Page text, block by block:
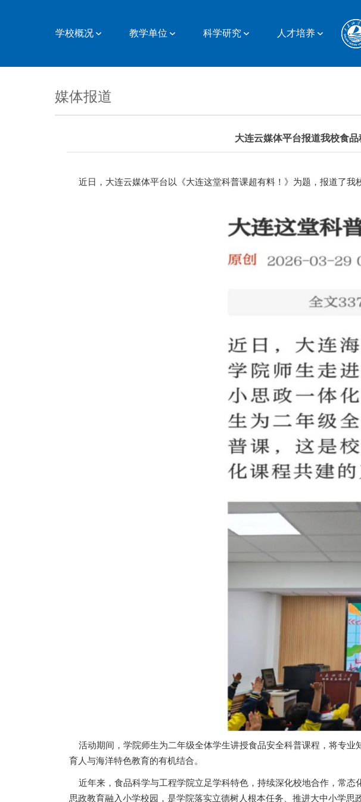
学校概况 教学单位 科学研究 人才培养
媒体报道
大连云媒体平台报道我校食
近日，大连云媒体平台以《大连这堂科普课超有料！》为题，报道了我
活动期间，学院师生为二年级全体学生讲授食品安全科普课程，将专业
育人与海洋特色教育的有机结合。
近年来，食品科学与工程学院立足学科特色，持续深化校地合作，常
思政教育融入小学校园，是学院落实立德树人根本任务、推进大中小学思